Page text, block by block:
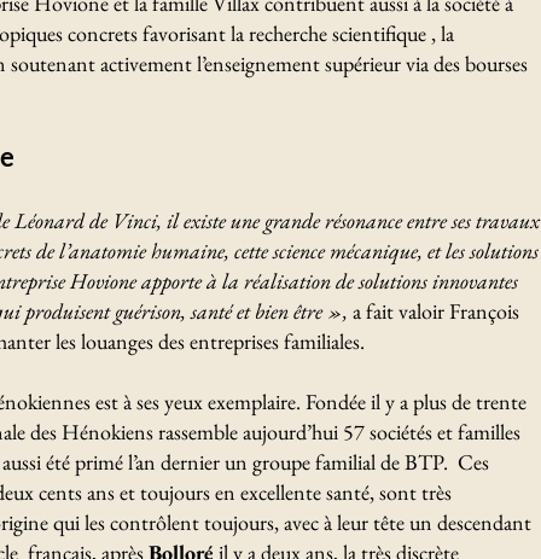
concrets favorisant la recherche scientifique , la
activement l’enseignement supérieur via des bourses
Léonard de Vinci, il existe une grande résonance entre ses travaux
de l’anatomie humaine, cette science mécanique, et les solutions
Hovione apporte à la réalisation de solutions innovantes
produisent guérison, santé et bien être », a fait valoir François
les louanges des entreprises familiales.
est à ses yeux exemplaire. Fondée il y a plus de trente
des Hénokiens rassemble aujourd’hui 57 sociétés et familles
été primé l’an dernier un groupe familial de BTP. Ces
cents ans et toujours en excellente santé, sont très
qui les contrôlent toujours, avec à leur tête un descendant
français, aprèsBolloré il y a deux ans, la très discrète